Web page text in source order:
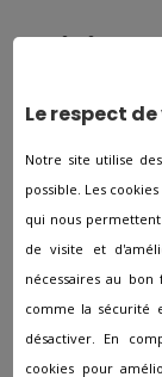
Suivi et
Les agences de
de soutenir les
démarches
obsèques.
sont
dans le
seront à vos
vos
funéraires
se passent
Le respect
Notre site utilise
possible. Les
qui nous
de visite et
nécessaires au
comme la sécurité
désactiver. En
cookies pour